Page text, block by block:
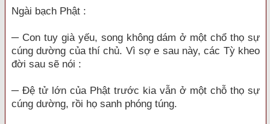
Ngài bạch Phật :
─ Con tuy già yếu, song không dám ở một chổ thọ sự
cúng dường của thí chủ. Vì sợ e sau này, các Tỳ kheo
đời sau sẽ nói :
─ Đệ tử lớn của Phật trước kia vẫn ở một chỗ thọ sự
cúng dường, rồi họ sanh phóng túng.